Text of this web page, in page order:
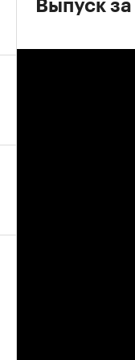
Выпуск